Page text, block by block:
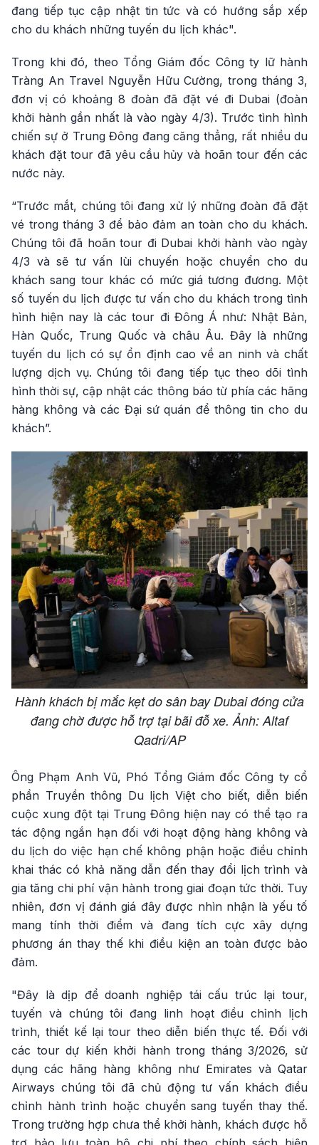
đang tiếp tục cập nhật tin tức và có hướng sắp xếp
cho du khách những tuyến du lịch khác".
Trong khi đó, theo Tổng Giám đốc Công ty lữ hành
Tràng An Travel Nguyễn Hữu Cường, trong tháng 3,
đơn vị có khoảng 8 đoàn đã đặt vé đi Dubai (đoàn
khởi hành gần nhất là vào ngày 4/3). Trước tình hình
chiến sự ở Trung Đông đang căng thẳng, rất nhiều du
khách đặt tour đã yêu cầu hủy và hoãn tour đến các
nước này.
“Trước mắt, chúng tôi đang xử lý những đoàn đã đặt
vé trong tháng 3 để bảo đảm an toàn cho du khách.
Chúng tôi đã hoãn tour đi Dubai khởi hành vào ngày
4/3 và sẽ tư vấn lùi chuyến hoặc chuyển cho du
khách sang tour khác có mức giá tương đương. Một
số tuyến du lịch được tư vấn cho du khách trong tình
hình hiện nay là các tour đi Đông Á như: Nhật Bản,
Hàn Quốc, Trung Quốc và châu Âu. Đây là những
tuyến du lịch có sự ổn định cao về an ninh và chất
lượng dịch vụ. Chúng tôi đang tiếp tục theo dõi tình
hình thời sự, cập nhật các thông báo từ phía các hãng
hàng không và các Đại sứ quán để thông tin cho du
khách”.
Hành khách bị mắc kẹt do sân bay Dubai đóng cửa
đang chờ được hỗ trợ tại bãi đỗ xe. Ảnh: Altaf
Qadri/AP
Ông Phạm Anh Vũ, Phó Tổng Giám đốc Công ty cổ
phần Truyền thông Du lịch Việt cho biết, diễn biến
cuộc xung đột tại Trung Đông hiện nay có thể tạo ra
tác động ngắn hạn đối với hoạt động hàng không và
du lịch do việc hạn chế không phận hoặc điều chỉnh
khai thác có khả năng dẫn đến thay đổi lịch trình và
gia tăng chi phí vận hành trong giai đoạn tức thời. Tuy
nhiên, đơn vị đánh giá đây được nhìn nhận là yếu tố
mang tính thời điểm và đang tích cực xây dựng
phương án thay thế khi điều kiện an toàn được bảo
đảm.
"Đây là dịp để doanh nghiệp tái cấu trúc lại tour,
tuyến và chúng tôi đang linh hoạt điều chỉnh lịch
trình, thiết kế lại tour theo diễn biến thực tế. Đối với
các tour dự kiến khởi hành trong tháng 3/2026, sử
dụng các hãng hàng không như Emirates và Qatar
Airways chúng tôi đã chủ động tư vấn khách điều
chỉnh hành trình hoặc chuyển sang tuyến thay thế.
Trong trường hợp chưa thể khởi hành, khách được hỗ